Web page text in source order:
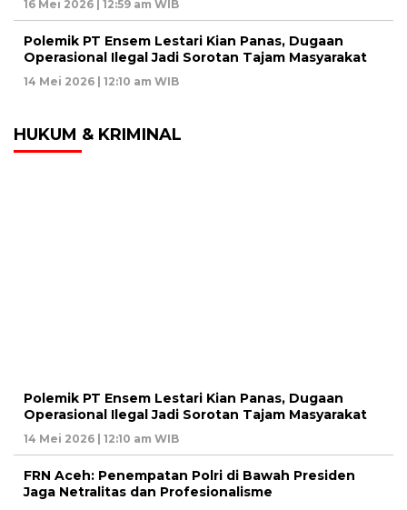
16 Mei 2026 | 12:59 am WIB
Polemik PT Ensem Lestari Kian Panas, Dugaan
Operasional Ilegal Jadi Sorotan Tajam Masyarakat
14 Mei 2026 | 12:10 am WIB
HUKUM & KRIMINAL
Polemik PT Ensem Lestari Kian Panas, Dugaan
Operasional Ilegal Jadi Sorotan Tajam Masyarakat
14 Mei 2026 | 12:10 am WIB
FRN Aceh: Penempatan Polri di Bawah Presiden
Jaga Netralitas dan Profesionalisme